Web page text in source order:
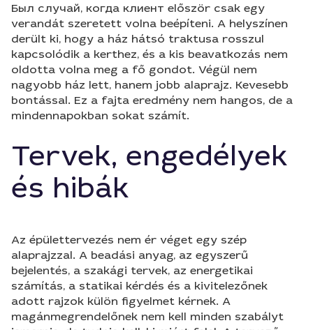
Был случай, когда клиент először csak egy
verandát szeretett volna beépíteni. A helyszínen
derült ki, hogy a ház hátsó traktusa rosszul
kapcsolódik a kerthez, és a kis beavatkozás nem
oldotta volna meg a fő gondot. Végül nem
nagyobb ház lett, hanem jobb alaprajz. Kevesebb
bontással. Ez a fajta eredmény nem hangos, de a
mindennapokban sokat számít.
Tervek, engedélyek
és hibák
Az épülettervezés nem ér véget egy szép
alaprajzzal. A beadási anyag, az egyszerű
bejelentés, a szakági tervek, az energetikai
számítás, a statikai kérdés és a kivitelezőnek
adott rajzok külön figyelmet kérnek. A
magánmegrendelőnek nem kell minden szabályt